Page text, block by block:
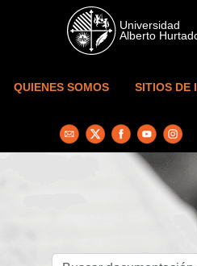
Skip to main content
QUIENES SOMOS SITIOS DE